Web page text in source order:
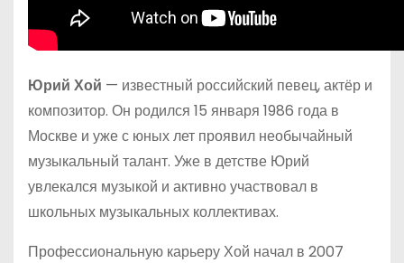
Юрий Хой — известный российский певец, актёр и
композитор. Он родился 15 января 1986 года в
Москве и уже с юных лет проявил необычайный
музыкальный талант. Уже в детстве Юрий
увлекался музыкой и активно участвовал в
школьных музыкальных коллективах.
Профессиональную карьеру Хой начал в 2007